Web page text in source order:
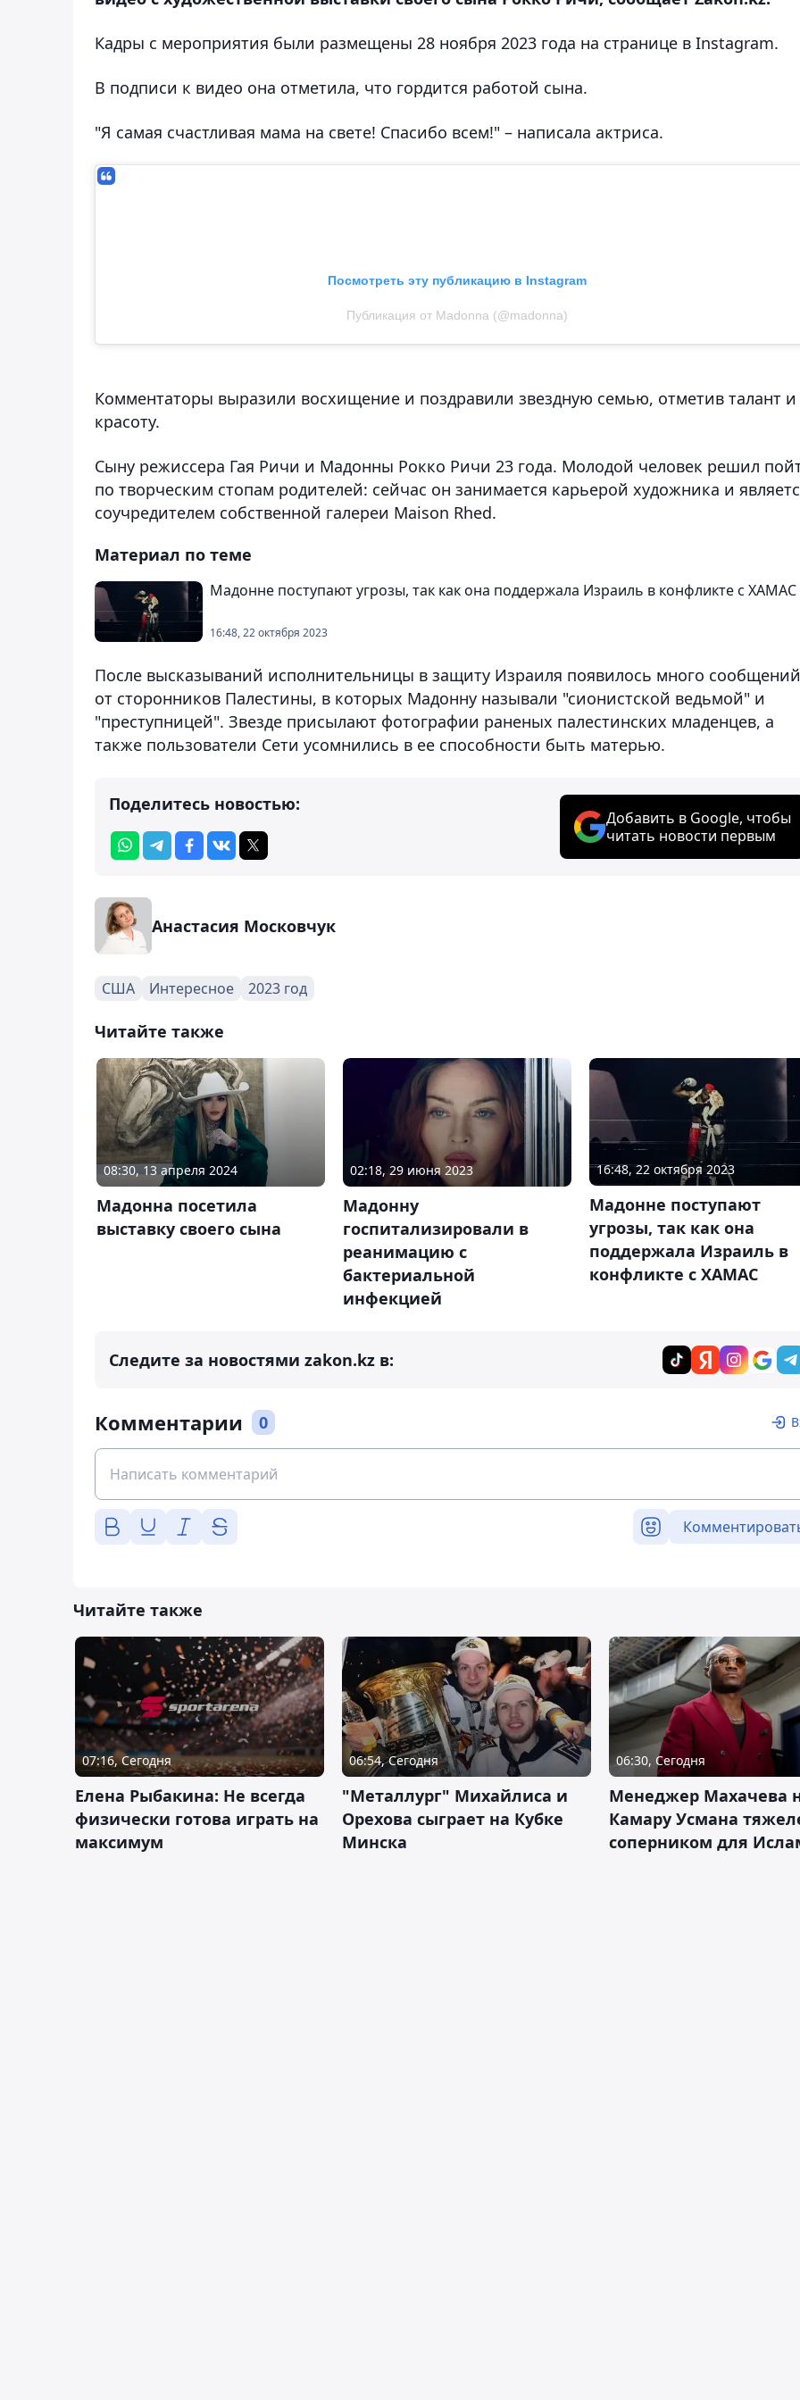
Кадры с мероприятия были размещены 28 ноября 2023 года на странице в Instagram.
В подписи к видео она отметила, что гордится работой сына.
"Я самая счастливая мама на свете! Спасибо всем!" – написала актриса.
Посмотреть эту публикацию в Instagram
Публикация от Madonna (@madonna)
Комментаторы выразили восхищение и поздравили звездную семью, отметив талант и
красоту.
Сыну режиссера Гая Ричи и Мадонны Рокко Ричи 23 года. Молодой человек решил
по творческим стопам родителей: сейчас он занимается карьерой художника и
соучредителем собственной галереи Maison Rhed.
Материал по теме
Мадонне поступают угрозы, так как она поддержала Израиль в конфликте с ХАМАС
16:48, 22 октября 2023
После высказываний исполнительницы в защиту Израиля появилось много сообщений
от сторонников Палестины, в которых Мадонну называли "сионистской ведьмой" и
"преступницей". Звезде присылают фотографии раненых палестинских младенцев, а
также пользователи Сети усомнились в ее способности быть матерью.
Поделитесь новостью:
Добавить в Google, чтобы
читать новости первым
Анастасия Московчук
США Интересное 2023 год
Читайте также
08:30, 13 апреля 2024
Мадонна посетила
выставку своего сына
02:18, 29 июня 2023
Мадонну
госпитализировали в
реанимацию с
бактериальной
инфекцией
16:48, 22 октября 2023
Мадонне поступают
угрозы, так как она
поддержала Израиль в
конфликте с ХАМАС
Следите за новостями zakon.kz в:
Комментарии 0
Читайте также
07:16, Сегодня
Елена Рыбакина: Не всегда
физически готова играть на
максимум
06:54, Сегодня
"Металлург" Михайлиса и
Орехова сыграет на Кубке
Минска
06:30, Сегодня
Менеджер Махачева
Камару Усмана
соперником для